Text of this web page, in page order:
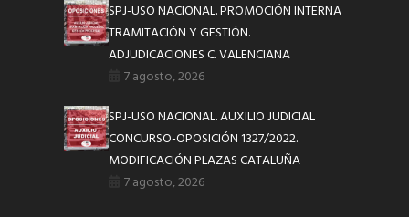
SPJ-USO NACIONAL. PROMOCIÓN INTERNA
TRAMITACIÓN Y GESTIÓN.
ADJUDICACIONES C. VALENCIANA
7 agosto, 2026
SPJ-USO NACIONAL. AUXILIO JUDICIAL
CONCURSO-OPOSICIÓN 1327/2022.
MODIFICACIÓN PLAZAS CATALUÑA
7 agosto, 2026